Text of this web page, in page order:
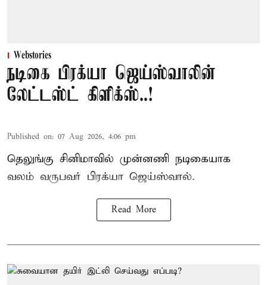
Webstories
நடிகை பிரக்யா ஜெய்ஸ்வாலின்
லேட்டஸ்ட் கிளிக்ஸ்..!
Published on: 07 Aug 2026, 4:06 pm
தெலுங்கு சினிமாவில் முன்னணி நடிகையாக
வலம் வருபவர் பிரக்யா ஜெய்ஸ்வால்.
Read More